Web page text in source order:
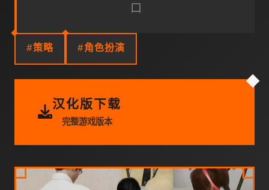
口
#策略 #角色扮演
汉化版下载
完整游戏版本